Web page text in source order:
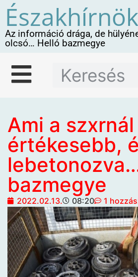
Északhírnök
Az információ drága, de
olcsó… Helló bazmegye
Ami a szxrnál
értékesebb,
bazmegye
2022.02.13. 08:20 1